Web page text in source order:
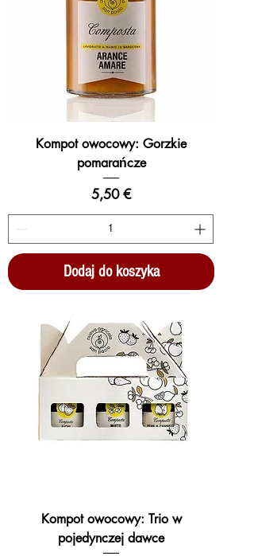
Kompot owocowy: Gorzkie
pomarańcze
Cena
5,50 €
Dodaj do koszyka
Kompot owocowy: Trio w
pojedynczej dawce